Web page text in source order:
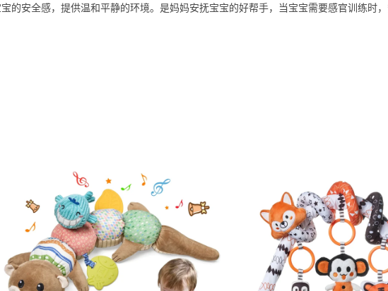
的安全感，提供温和平静的环境。是妈妈安抚宝宝的好帮手，当宝宝需要感官训练时